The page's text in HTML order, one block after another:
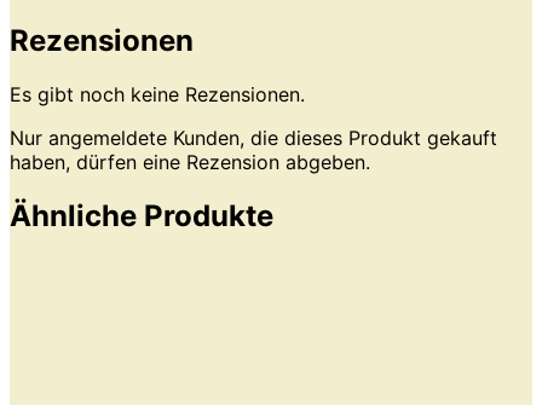
Rezensionen
Es gibt noch keine Rezensionen.
Nur angemeldete Kunden, die dieses Produkt gekauft
haben, dürfen eine Rezension abgeben.
Ähnliche Produkte